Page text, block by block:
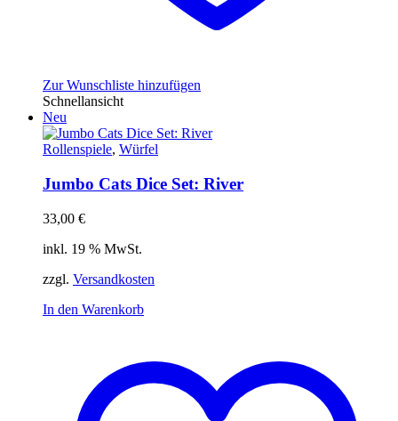
Zur Wunschliste hinzufügen
Schnellansicht
Neu
Rollenspiele, Würfel
Jumbo Cats Dice Set: River
33,00 €
inkl. 19 % MwSt.
zzgl. Versandkosten
In den Warenkorb